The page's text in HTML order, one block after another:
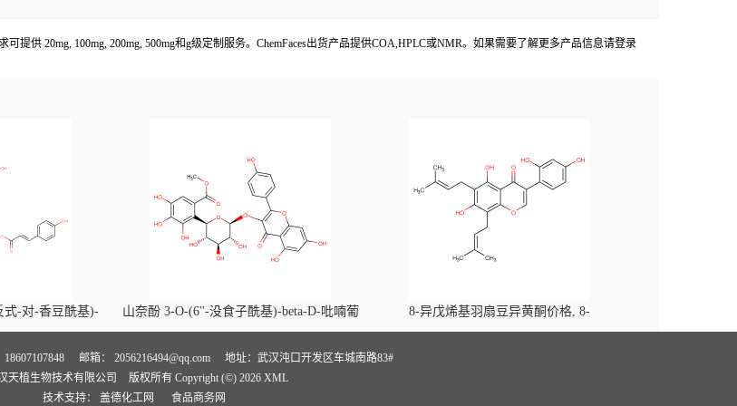
提供 20mg, 100mg, 200mg, 500mg和g级定制服务。ChemFaces出货产品提供COA,HPLC或NMR。如果需要了解更多产品信息请登录
式-对-香豆酰基)-
Kaempferol-3-O-
beta-D-
号:121651-61-4
山奈酚 3-O-(6''-没食子酰基)-beta-D-吡喃葡
萄糖苷价格, Kaempferol 3-O-(6''-galloyl)-
beta-D-glucopyranoside对照品, CAS
号:56317-05-6
8-异戊烯基羽扇豆异黄酮价格, 8-
Prenylluteone对照品, CAS号:125002-91-7
18607107848 邮箱： 2056216494@qq.com
地址：武汉沌口开发区车城南路83#
天植生物技术有限公司
版权所有 Copyright (©) 2026 XML
技术支持： 盖德化工网 食品商务网